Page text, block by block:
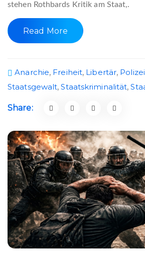
stehen Rothbards Kritik am Staat,.
Read More
Anarchie, Freiheit, Libertär,
Staatsgewalt,Staatskriminalität,
Share: